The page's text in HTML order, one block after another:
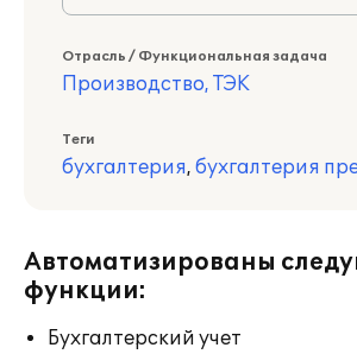
Отрасль / Функциональная задача
Производство, ТЭК
Теги
бухгалтерия, бухгалтерия
Автоматизированы
функции:
Бухгалтерский учет